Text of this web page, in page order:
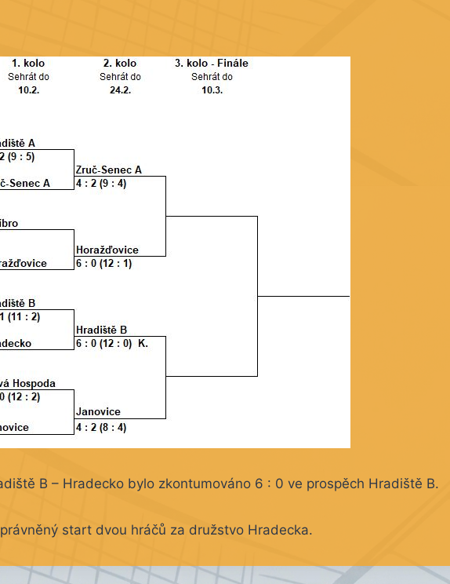
B – Hradecko bylo zkontumováno 6 : 0 ve prospěch Hradiště B.
start dvou hráčů za družstvo Hradecka.